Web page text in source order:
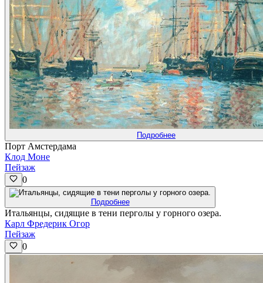
Подробнее
Порт Амстердама
Клод Моне
Пейзаж
0
Подробнее
Итальянцы, сидящие в тени перголы у горного озера.
Карл Фредерик Огор
Пейзаж
0